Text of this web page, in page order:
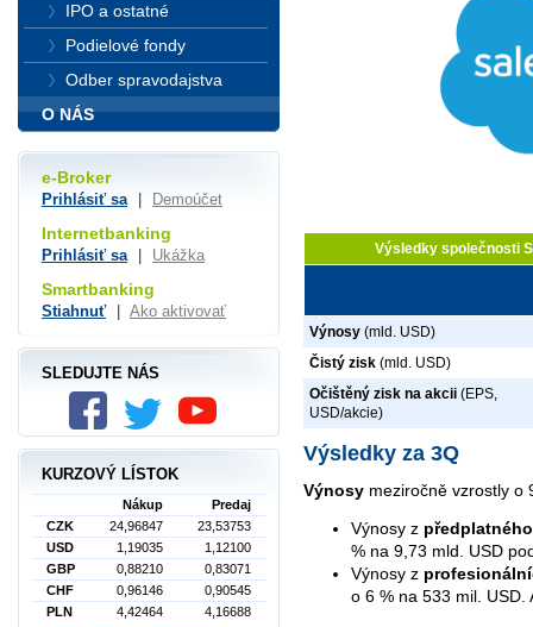
Výsledky společnosti
Výnosy (mld. USD)
Čistý zisk (mld. USD)
Očištěný zisk na akcii (EPS,
USD/akcie)
Výsledky za 3Q
Výnosy meziročně vzrostly o
Výnosy z
% na 9,73 mld. USD
Výnosy z
o 6 % na 533 mil. USD.
IPO a ostatné
Podielové fondy
Odber spravodajstva
O NÁS
e-Broker
Prihlásiť sa Demoúčet
Internetbanking
Prihlásiť sa Ukážka
Smartbanking
Stiahnuť Ako aktivovať
SLEDUJTE NÁS
KURZOVÝ LÍSTOK
Nákup
Predaj
CZK
24,96847
23,53753
USD
1,19035
1,12100
GBP
0,88210
0,83071
CHF
0,96146
0,90545
PLN
4,42464 4,16688